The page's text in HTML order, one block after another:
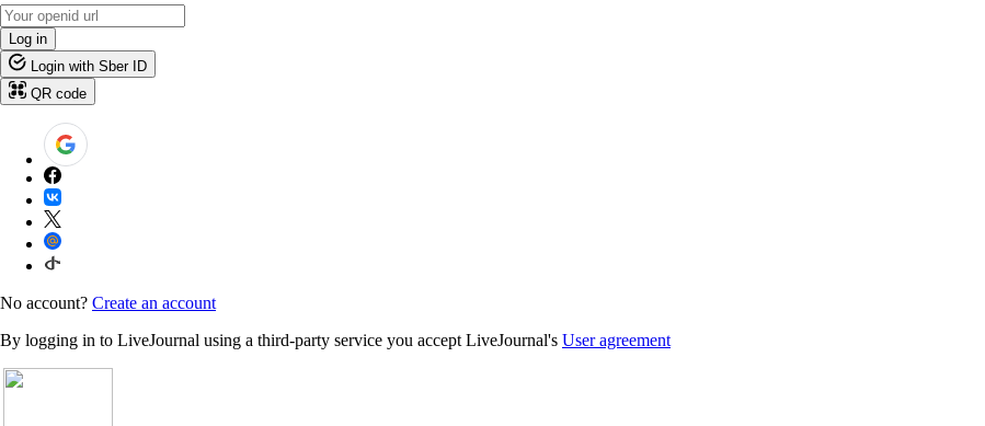
Log in
Login with Sber ID
QR code
No account? Create an account
By logging in to LiveJournal using a third-party service you accept LiveJournal's User agreement